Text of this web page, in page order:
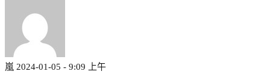
嵐 2024-01-05 - 9:09 上午